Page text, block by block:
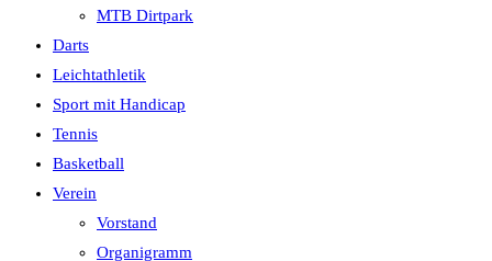
MTB Dirtpark
Darts
Leichtathletik
Sport mit Handicap
Tennis
Basketball
Verein
Vorstand
Organigramm